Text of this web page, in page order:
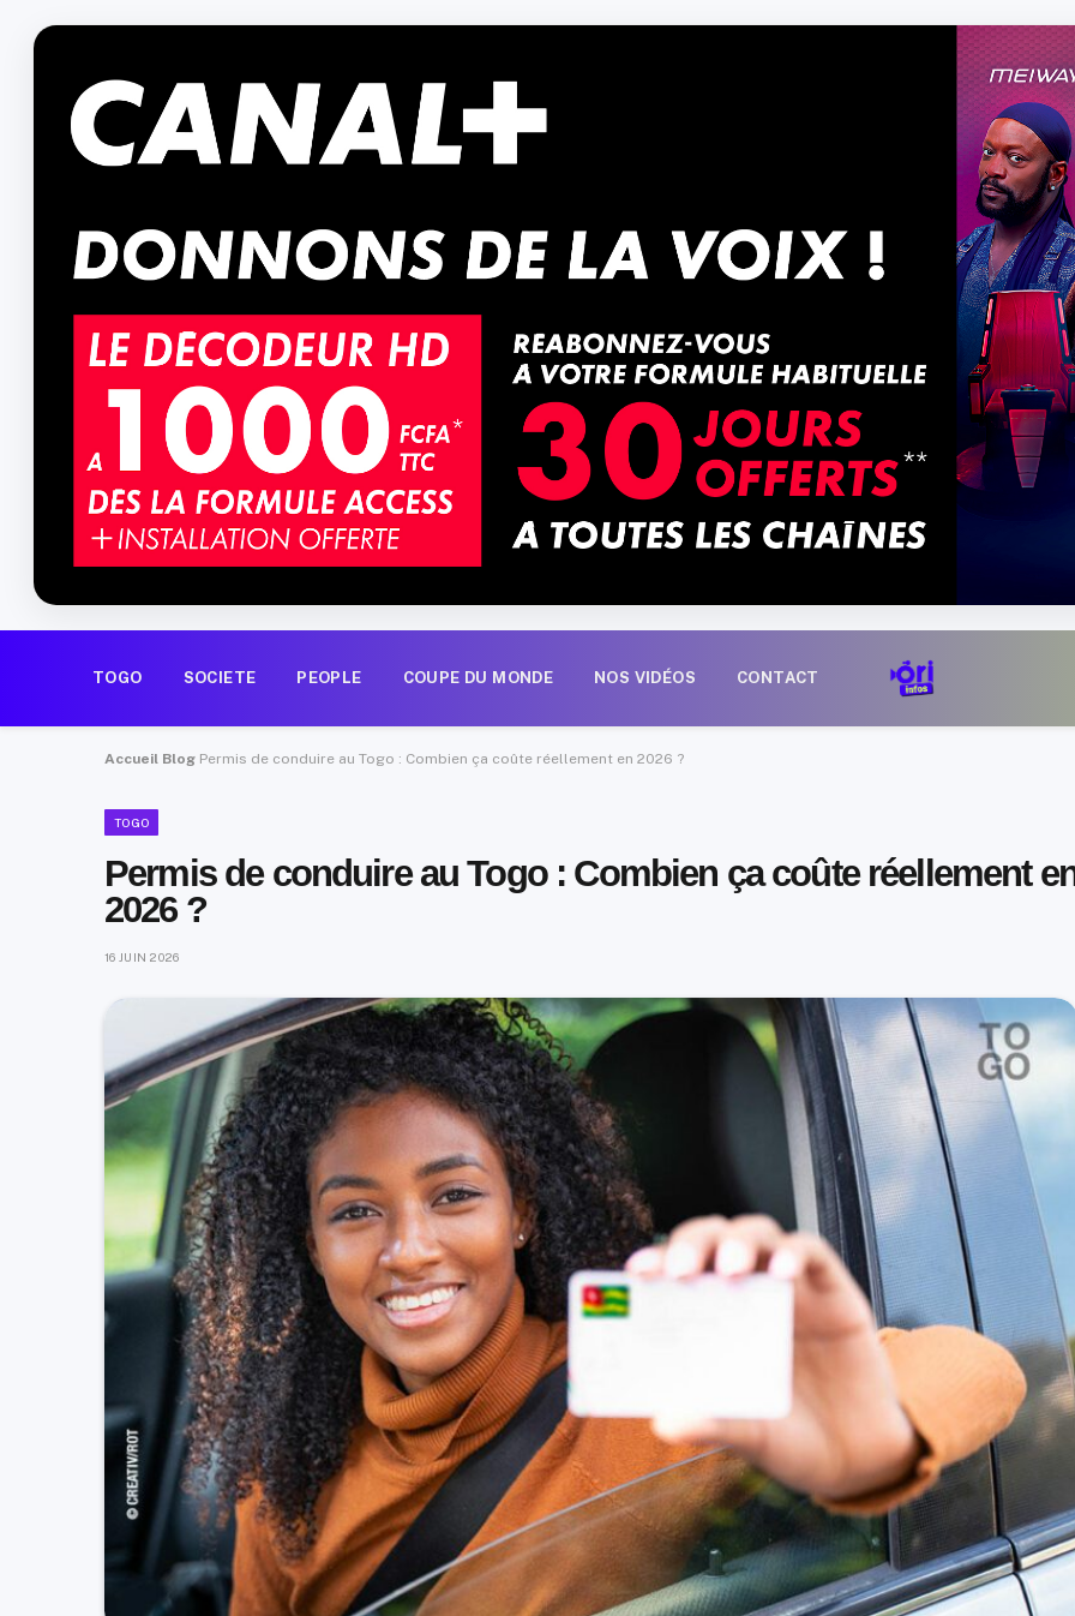
TOGO SOCIETE PEOPLE COUPE DU MONDE NOS VIDÉOS CONTACT
Accueil Blog Permis de conduire au Togo : Combien ça coûte réellement en 2026 ?
TOGO
Permis de conduire au Togo : Combien ça coûte réellement
2026 ?
16 JUIN 2026